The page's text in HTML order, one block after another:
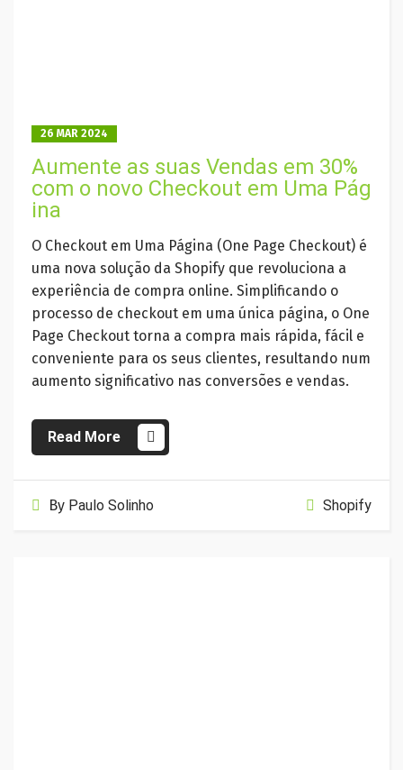
26 MAR 2024
Aumente as suas Vendas em 30%
com o novo Checkout em Uma Pág
ina
O Checkout em Uma Página (One Page Checkout) é
uma nova solução da Shopify que revoluciona a
experiência de compra online. Simplificando o
processo de checkout em uma única página, o One
Page Checkout torna a compra mais rápida, fácil e
conveniente para os seus clientes, resultando num
aumento significativo nas conversões e vendas.
Read More
By Paulo Solinho Shopify